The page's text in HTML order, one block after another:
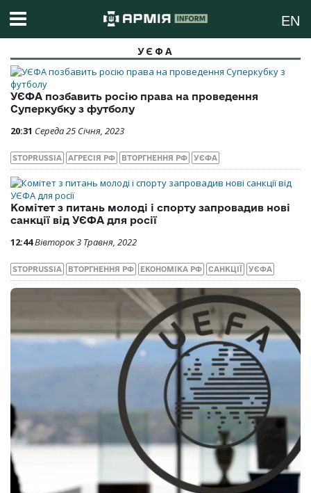
EN
УЄФА
УЄФА позбавить росію права на проведення
Суперкубку з футболу
20:31 Середа 25 Січня, 2023
STOPRUSSIA АГРЕСІЯ РФ ВТОРГНЕННЯ РФ УЄФА
Комітет з питань молоді і спорту запровадив нові
санкції від УЄФА для росії
12:44Вівторок 3 Травня, 2022
STOPRUSSIA ВТОРГНЕННЯ РФ ЕКОНОМІКА РФ САНКЦІЇ УЄФА